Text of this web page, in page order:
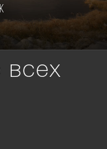
всех